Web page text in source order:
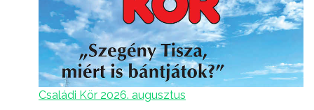
Családi Kör 2026. augusztus